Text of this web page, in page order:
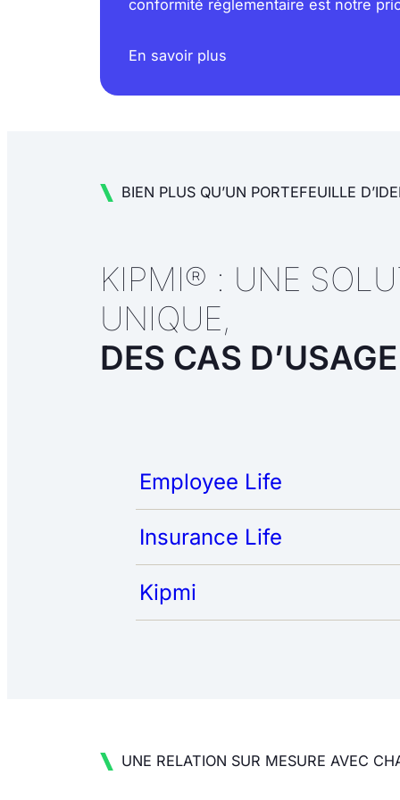
conformité réglementaire est notre
En savoir plus
BIEN PLUS QU’UN PORTEFEUILLE
KIPMI® : UNE
UNIQUE,
DES CAS
Employee Life
Insurance Life
Kipmi
UNE RELATION SUR MESURE AVEC